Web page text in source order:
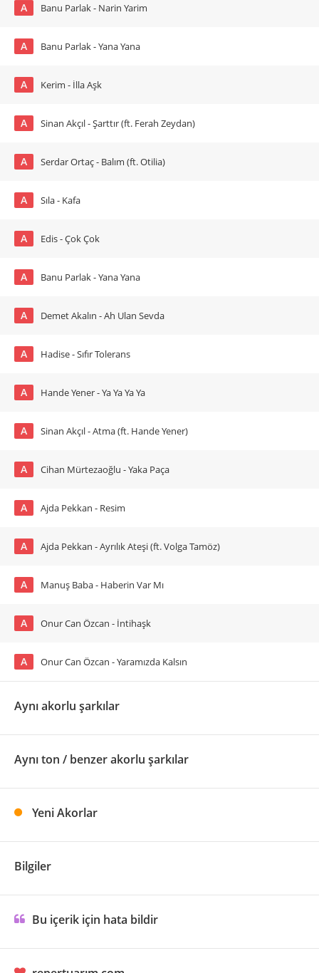
A Banu Parlak - Narin Yarim
A Banu Parlak - Yana Yana
A Kerim - İlla Aşk
A Sinan Akçıl - Şarttır (ft. Ferah Zeydan)
A Serdar Ortaç - Balım (ft. Otilia)
A Sıla - Kafa
A Edis - Çok Çok
A Banu Parlak - Yana Yana
A Demet Akalın - Ah Ulan Sevda
A Hadise - Sıfır Tolerans
A Hande Yener - Ya Ya Ya Ya
A Sinan Akçıl - Atma (ft. Hande Yener)
A Cihan Mürtezaoğlu - Yaka Paça
A Ajda Pekkan - Resim
A Ajda Pekkan - Ayrılık Ateşi (ft. Volga Tamöz)
A Manuş Baba - Haberin Var Mı
A Onur Can Özcan - İntihaşk
A Onur Can Özcan - Yaramızda Kalsın
Aynı akorlu şarkılar
Aynı ton / benzer akorlu şarkılar
Yeni Akorlar
Bilgiler
Bu içerik için hata bildir